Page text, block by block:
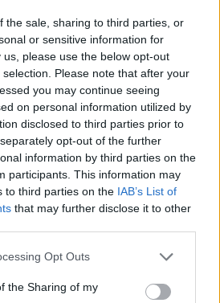
the sale, sharing to third parties, or
or sensitive information for
please use the below opt-out
Please note that after your
you may continue seeing
on personal information utilized by
disclosed to third parties prior to
opt-out of the further
information by third parties on the
participants. This information may
to third parties on the IAB’s List of
that may further disclose it to other
Opt Outs
the Sharing of my
2017, 17:52
Opinie
2017, 12:11
2016, 21:34